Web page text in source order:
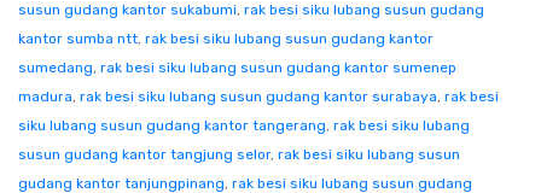
susun gudang kantor sukabumi, rak besi siku lubang susun gudang
kantor sumba ntt, rak besi siku lubang susun gudang kantor
sumedang, rak besi siku lubang susun gudang kantor sumenep
madura, rak besi siku lubang susun gudang kantor surabaya, rak besi
siku lubang susun gudang kantor tangerang, rak besi siku lubang
susun gudang kantor tangjung selor, rak besi siku lubang susun
gudang kantor tanjungpinang, rak besi siku lubang susun gudang